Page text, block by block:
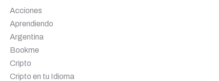
Acciones
Aprendiendo
Argentina
Bookme
Cripto
Cripto en tu Idioma